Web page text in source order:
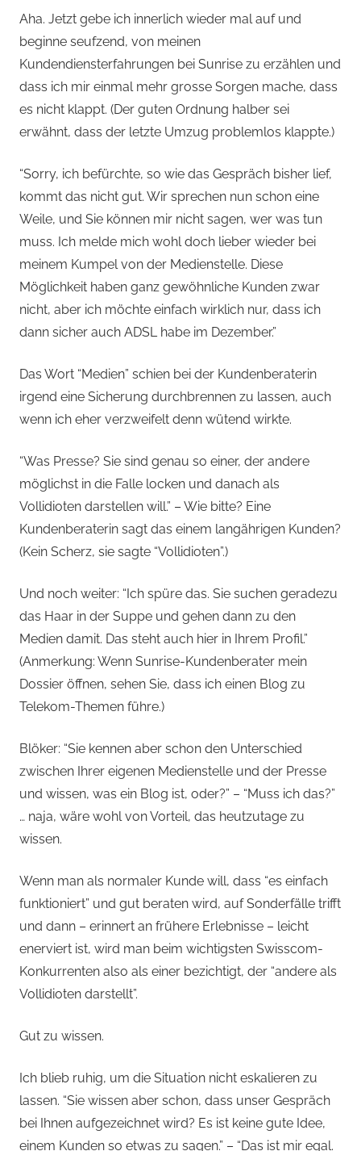
Aha. Jetzt gebe ich innerlich wieder mal auf und
beginne seufzend, von meinen
Kundendiensterfahrungen bei Sunrise zu erzählen und
dass ich mir einmal mehr grosse Sorgen mache, dass
es nicht klappt. (Der guten Ordnung halber sei
erwähnt, dass der letzte Umzug problemlos klappte.)
“Sorry, ich befürchte, so wie das Gespräch bisher lief,
kommt das nicht gut. Wir sprechen nun schon eine
Weile, und Sie können mir nicht sagen, wer was tun
muss. Ich melde mich wohl doch lieber wieder bei
meinem Kumpel von der Medienstelle. Diese
Möglichkeit haben ganz gewöhnliche Kunden zwar
nicht, aber ich möchte einfach wirklich nur, dass ich
dann sicher auch ADSL habe im Dezember.”
Das Wort “Medien” schien bei der Kundenberaterin
irgend eine Sicherung durchbrennen zu lassen, auch
wenn ich eher verzweifelt denn wütend wirkte.
“Was Presse? Sie sind genau so einer, der andere
möglichst in die Falle locken und danach als
Vollidioten darstellen will.” – Wie bitte? Eine
Kundenberaterin sagt das einem langährigen Kunden?
(Kein Scherz, sie sagte “Vollidioten”.)
Und noch weiter: “Ich spüre das. Sie suchen geradezu
das Haar in der Suppe und gehen dann zu den
Medien damit. Das steht auch hier in Ihrem Profil.”
(Anmerkung: Wenn Sunrise-Kundenberater mein
Dossier öffnen, sehen Sie, dass ich einen Blog zu
Telekom-Themen führe.)
Blöker: “Sie kennen aber schon den Unterschied
zwischen Ihrer eigenen Medienstelle und der Presse
und wissen, was ein Blog ist, oder?” – “Muss ich das?”
… naja, wäre wohl von Vorteil, das heutzutage zu
wissen.
Wenn man als normaler Kunde will, dass “es einfach
funktioniert” und gut beraten wird, auf Sonderfälle trifft
und dann – erinnert an frühere Erlebnisse – leicht
enerviert ist, wird man beim wichtigsten Swisscom-
Konkurrenten also als einer bezichtigt, der “andere als
Vollidioten darstellt”.
Gut zu wissen.
Ich blieb ruhig, um die Situation nicht eskalieren zu
lassen. “Sie wissen aber schon, dass unser Gespräch
bei Ihnen aufgezeichnet wird? Es ist keine gute Idee,
einem Kunden so etwas zu sagen.” – “Das ist mir egal.